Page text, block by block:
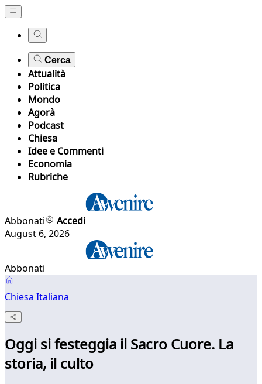
Cerca
Attualità
Politica
Mondo
Agorà
Podcast
Chiesa
Idee e Commenti
Economia
Rubriche
Abbonati
Accedi
August 6, 2026
Abbonati
Chiesa Italiana
Oggi si festeggia il Sacro Cuore. La
storia, il culto